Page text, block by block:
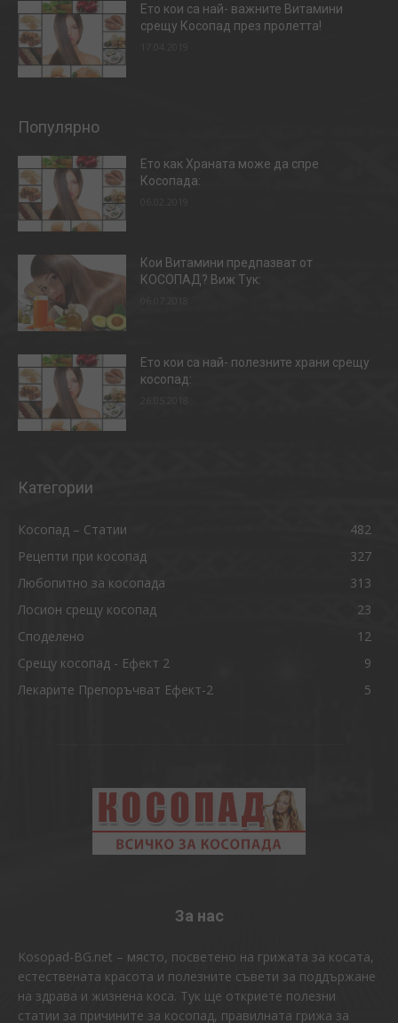
Ето кои са най- важните Витамини
срещу Косопад през пролетта!
Популярно
Ето как Храната може да спре
Косопада:
Кои Витамини предпазват от
КОСОПАД? Виж Тук:
Ето кои са най- полезните храни срещу
косопад:
Категории
Косопад – Статии
482
Рецепти при косопад
327
Любопитно за косопада
313
Лосион срещу косопад
23
Споделено
12
Срещу косопад - Ефект 2
9
Лекарите Препоръчват Ефект-2
5
За нас
Kosopad-BG.net – място, посветено на грижата за косата,
естествената красота и полезните съвети за поддържане
на здрава и жизнена коса. Тук ще откриете полезни
статии за причините за косопад, правилната грижа за